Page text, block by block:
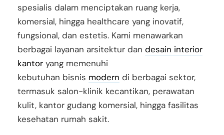
spesialis dalam menciptakan ruang kerja,
komersial, hingga healthcare yang inovatif,
fungsional, dan estetis. Kami menawarkan
berbagai layanan arsitektur dan desain interior
kantor yang memenuhi
kebutuhan bisnis modern di berbagai sektor,
termasuk salon-klinik kecantikan, perawatan
kulit, kantor gudang komersial, hingga fasilitas
kesehatan rumah sakit.